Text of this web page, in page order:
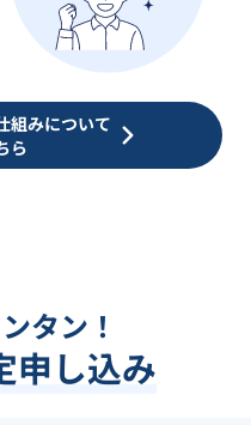
組みについて
ら
タン！
申し込み